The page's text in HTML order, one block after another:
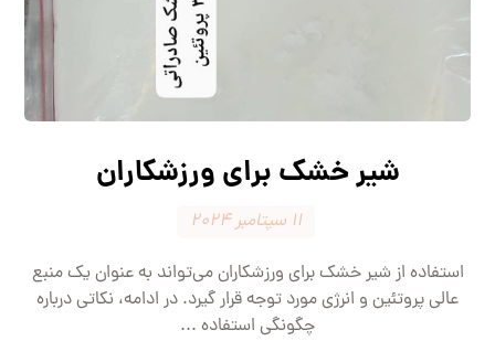
شیر خشک برای ورزشکاران
۱۱ سپتامبر ۲۰۲۴
استفاده از شیر خشک برای ورزشکاران می‌تواند به عنوان یک منبع
عالی پروتئین و انرژی مورد توجه قرار گیرد. در ادامه، نکاتی درباره
چگونگی استفاده ...